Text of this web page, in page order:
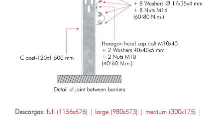
Descargas: full (1156x676) | large (980x573) | medium (300x175) |